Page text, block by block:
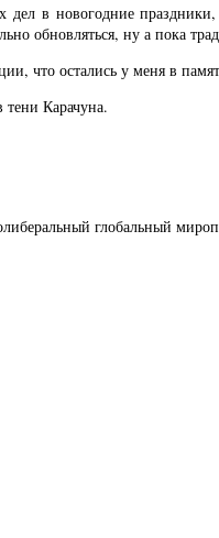
дел в новогодние
обновляться, ну а пока
что остались у меня в
тени Карачуна.
глобальный